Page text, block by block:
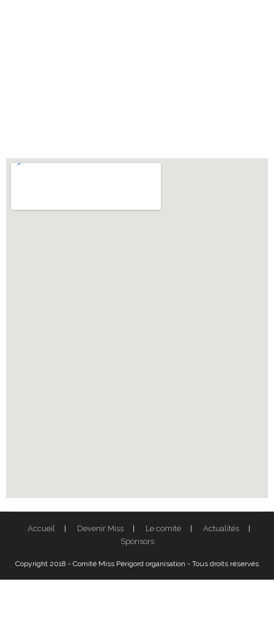
Accueil Devenir Miss Le comité
Actualités
Sponsors
Copyright 2018 - Comité Miss Périgord organisation - Tous droits réservés